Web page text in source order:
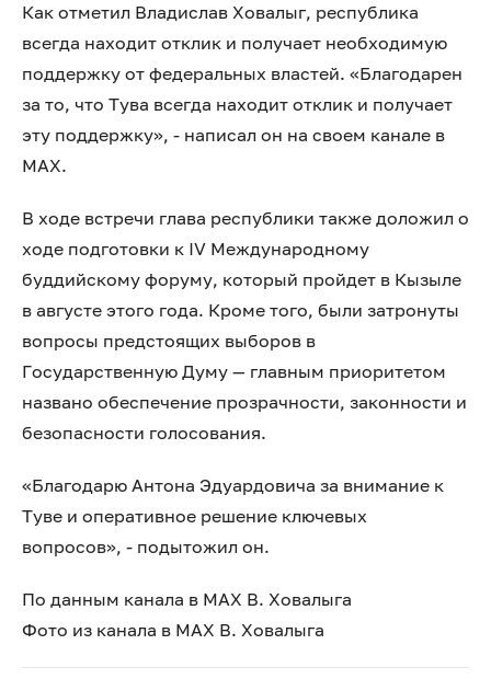
Как отметил Владислав Ховалыг, республика
всегда находит отклик и получает необходимую
поддержку от федеральных властей. «Благодарен
за то, что Тува всегда находит отклик и получает
эту поддержку», - написал он на своем канале в
МАХ.
В ходе встречи глава республики также доложил о
ходе подготовки к IV Международному
буддийскому форуму, который пройдет в Кызыле
в августе этого года. Кроме того, были затронуты
вопросы предстоящих выборов в
Государственную Думу — главным приоритетом
названо обеспечение прозрачности, законности и
безопасности голосования.
«Благодарю Антона Эдуардовича за внимание к
Туве и оперативное решение ключевых
вопросов», - подытожил он.
По данным канала в МАХ В. Ховалыга
Фото из канала в МАХ В. Ховалыга